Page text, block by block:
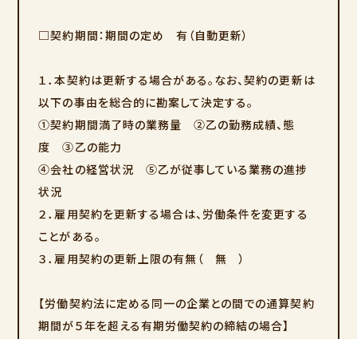
□契約期間：期間の定め 有（自動更新）
１．本契約は更新する場合がある。なお、契約の更新は
以下の事由を総合的に勘案して決定する。
①契約期間満了時の業務量 ②乙の勤務成績、態
度 ③乙の能力
④会社の経営状況 ⑤乙が従事している業務の進捗
状況
２．雇用契約を更新する場合は、労働条件を変更する
ことがある。
３．雇用契約の更新上限の有無（ 無 ）
【労働契約法に定める同一の企業との間での通算契約
期間が５年を超える有期労働契約の締結の場合】